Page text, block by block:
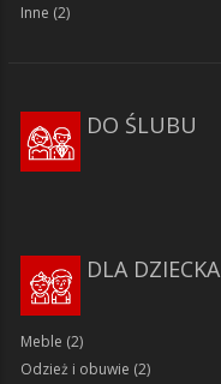
Inne (2)
DO ŚLUBU
DLA DZIECKA
Meble (2)
Odzież i obuwie (2)